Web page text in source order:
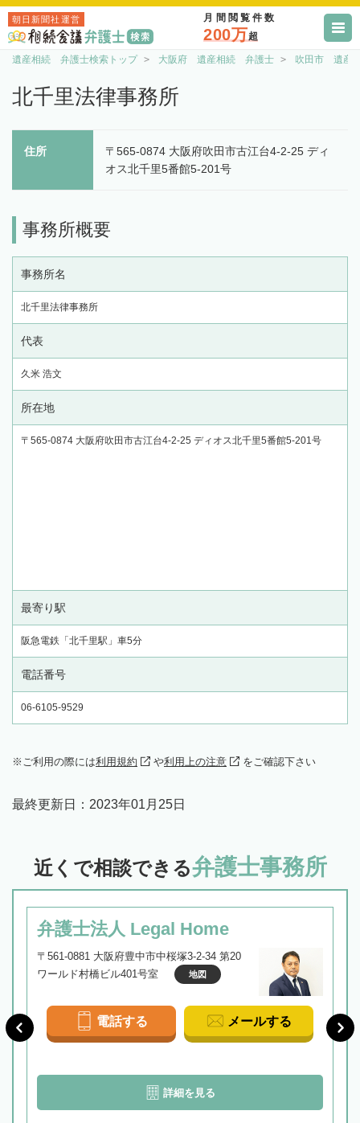
朝日新聞社運営 月間閲覧件数
200万超
遺産相続 弁護士検索トップ 大阪府 遺産相続 弁護士 吹田市 遺産
北千里法律事務所
住所
〒565-0874 大阪府吹田市古江台4-2-25 ディ
オス北千里5番館5-201号
事務所概要
事務所名
北千里法律事務所
代表
久米 浩文
所在地
〒565-0874 大阪府吹田市古江台4-2-25 ディオス北千里5番館5-201号
最寄り駅
阪急電鉄「北千里駅」車5分
電話番号
06-6105-9529
ご利用の際には利用規約 や利用上の注意 をご確認下さい
最終更新日： 2023年01月25日
近くで相談できる弁護士事務所
弁護士法人 Legal Home
〒561-0881 大阪府豊中市中桜塚3-2-34 第20
ワールド村橋ビル401号室
地図
電話する メールする
詳細を見る